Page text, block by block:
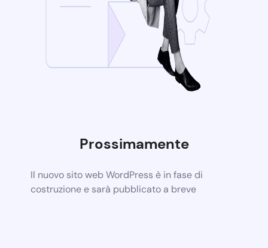
Prossimamente
Il nuovo sito web WordPress è in fase di
costruzione e sarà pubblicato a breve